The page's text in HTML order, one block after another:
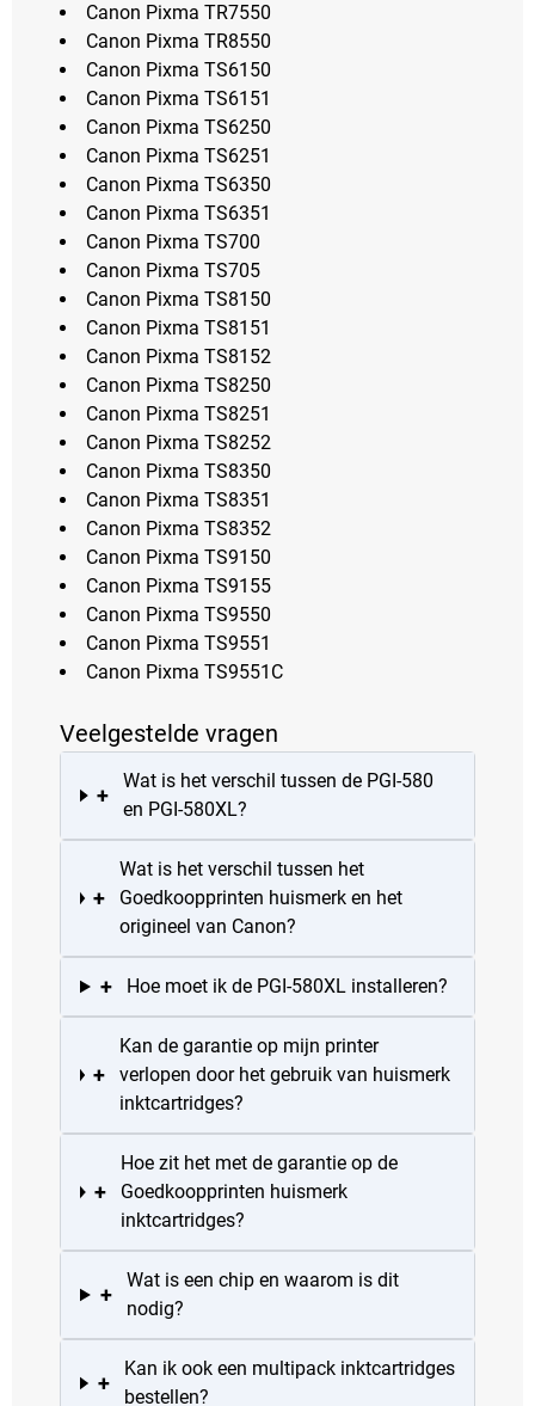
Canon Pixma TR7550
Canon Pixma TR8550
Canon Pixma TS6150
Canon Pixma TS6151
Canon Pixma TS6250
Canon Pixma TS6251
Canon Pixma TS6350
Canon Pixma TS6351
Canon Pixma TS700
Canon Pixma TS705
Canon Pixma TS8150
Canon Pixma TS8151
Canon Pixma TS8152
Canon Pixma TS8250
Canon Pixma TS8251
Canon Pixma TS8252
Canon Pixma TS8350
Canon Pixma TS8351
Canon Pixma TS8352
Canon Pixma TS9150
Canon Pixma TS9155
Canon Pixma TS9550
Canon Pixma TS9551
Canon Pixma TS9551C
Veelgestelde vragen
+
Wat is het verschil tussen de PGI-580
en PGI-580XL?
+
Wat is het verschil tussen het
Goedkoopprinten huismerk en het
origineel van Canon?
+ Hoe moet ik de PGI-580XL installeren?
+
Kan de garantie op mijn printer
verlopen door het gebruik van huismerk
inktcartridges?
+
Hoe zit het met de garantie op de
Goedkoopprinten huismerk
inktcartridges?
+
Wat is een chip en waarom is dit
nodig?
+
Kan ik ook een multipack inktcartridges
bestellen?